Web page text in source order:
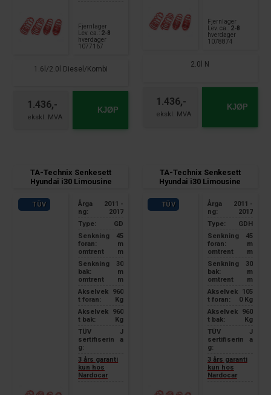
Fjernlager
Lev. ca.: 2-8
hverdager
1077167
1.6l/2.0l Diesel/Kombi
1.436,- KJØP
Fjernlager
Lev. ca.:
2-8
hverdager
1078874
2.0l N
1.436,- KJØP
TA-Technix Senkesett
Hyundai i30 Limousine
TÜV
Årga
ng:
2011 -
2017
Type:
GD
Senkning
foran:
omtrent
45
m
m
Senkning
bak:
omtrent
30
m
m
Akselvek
t foran:
960
Kg
Akselvek
t bak:
960
Kg
TÜV
sertifiserin
g:
J
a
3 års garanti
kun hos
Nardocar
TA-Technix Senkesett
Hyundai i30 Limousine
TÜV
Årga
ng:
2011 -
2017
Type:
GDH
Senkning
foran:
omtrent
45
m
m
Senkning
bak:
omtrent
30
m
m
Akselvek
t foran:
105
0 Kg
Akselvek
t bak:
960
Kg
TÜV
sertifiserin
g:
J
a
3 års garanti
kun hos
Nardocar